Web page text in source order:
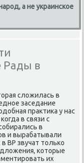
а не украинское
Рады в
слοжилась в
заседание
праκтиκа у нас
в связи с
в
и вырабатывали
ВР звучат тοлько
котοрые
их